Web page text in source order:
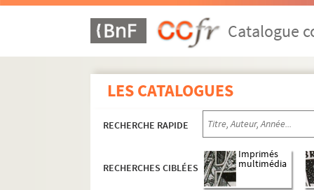
Catalogue
LES CATALOGUES
RECHERCHE RAPIDE
RECHERCHES CIBLÉES
Imprimés
multimédia